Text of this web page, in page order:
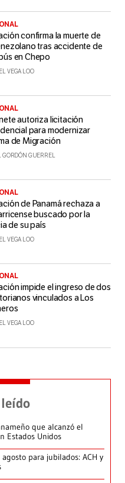
confirma la muerte de
tras accidente de
en Chepo
VEGA LOO
autoriza licitación
para modernizar
de Migración
GORDÓN GUERREL
de Panamá rechaza a
buscado por la
de su país
VEGA LOO
impide el ingreso de dos
vinculados a Los
VEGA LOO
que alcanzó el
Estados Unidos
para jubilados: ACH y